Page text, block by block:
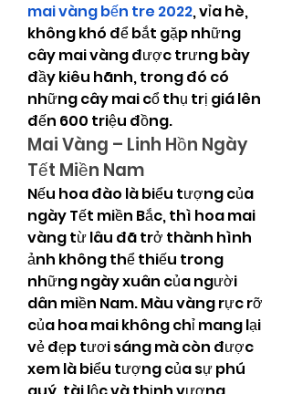
mai vàng bến tre 2022, vỉa hè,
không khó để bắt gặp những
cây mai vàng được trưng bày
đầy kiêu hãnh, trong đó có
những cây mai cổ thụ trị giá lên
đến 600 triệu đồng.
Mai Vàng – Linh Hồn Ngày
Tết Miền Nam
Nếu hoa đào là biểu tượng của
ngày Tết miền Bắc, thì hoa mai
vàng từ lâu đã trở thành hình
ảnh không thể thiếu trong
những ngày xuân của người
dân miền Nam. Màu vàng rực rỡ
của hoa mai không chỉ mang lại
vẻ đẹp tươi sáng mà còn được
xem là biểu tượng của sự phú